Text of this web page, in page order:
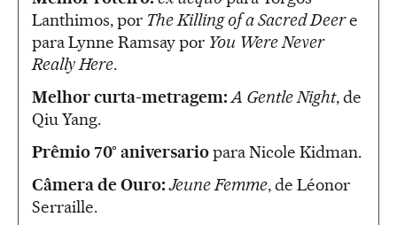
Lanthimos, por The Killing of a Sacred Deere
para Lynne Ramsay por You Were Never
Really Here.
Melhor curta-metragem: A Gentle Night, de
Qiu Yang.
Prêmio 70° aniversariopara Nicole Kidman.
Câmera de Ouro:Jeune Femme, de Léonor
Serraille.